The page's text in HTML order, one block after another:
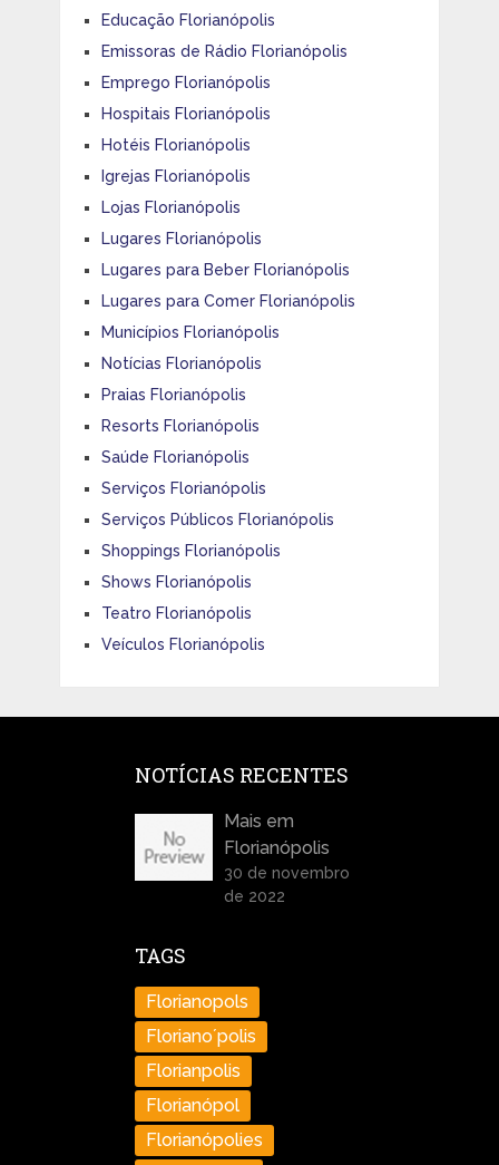
Educação Florianópolis
Emissoras de Rádio Florianópolis
Emprego Florianópolis
Hospitais Florianópolis
Hotéis Florianópolis
Igrejas Florianópolis
Lojas Florianópolis
Lugares Florianópolis
Lugares para Beber Florianópolis
Lugares para Comer Florianópolis
Municípios Florianópolis
Notícias Florianópolis
Praias Florianópolis
Resorts Florianópolis
Saúde Florianópolis
Serviços Florianópolis
Serviços Públicos Florianópolis
Shoppings Florianópolis
Shows Florianópolis
Teatro Florianópolis
Veículos Florianópolis
NOTÍCIAS RECENTES
Mais em
Florianópolis
30 de novembro
de 2022
TAGS
Florianopols
Floriano´polis
Florianpolis
Florianópol
Florianópolies